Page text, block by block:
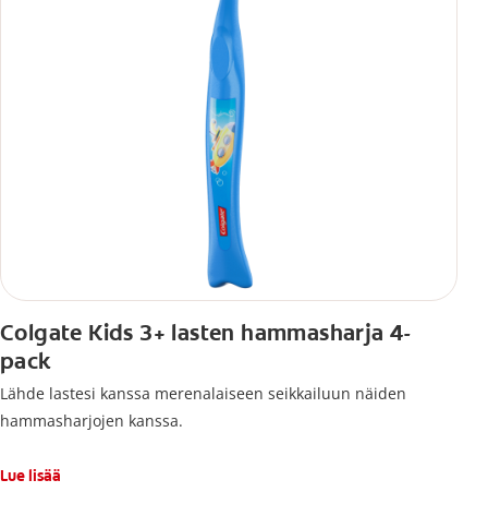
Colgate Kids 3+ lasten hammasharja 4-
pack
Lähde lastesi kanssa merenalaiseen seikkailuun näiden
hammasharjojen kanssa.
Lue lisää